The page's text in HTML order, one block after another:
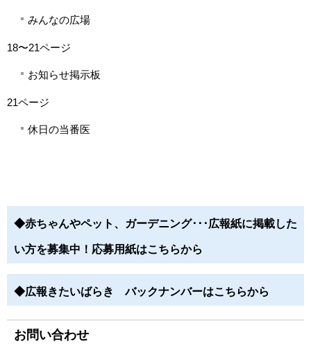
みんなの広場
18〜21ページ
お知らせ掲示板
21ページ
休日の当番医
◆赤ちゃんやペット、ガーデニング･･･広報紙に掲載した
い方を募集中！ 応募用紙はこちらから
◆広報きたいばらき バックナンバーはこちらから
お問い合わせ